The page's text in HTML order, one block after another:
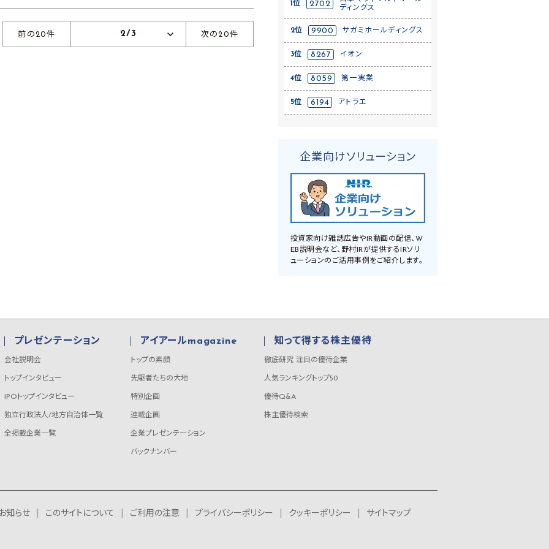
前の20件 2/3 次の20件
1位 2702
ディングス
2位 9900 サガミホールディングス
3位 8267 イオン
4位 8059 第一実業
5位 6194 アトラエ
企業向けソリューション
投資家向け雑誌広告やIR動画の配信、W
EB説明会など、野村IRが提供するIRソリ
ューションのご活用事例をご紹介します。
プレゼンテーション
会社説明会
トップインタビュー
IPOトップインタビュー
独立行政法人/地方自治体一覧
全掲載企業一覧
アイアールmagazine
トップの素顔
先駆者たちの大地
特別企画
連載企画
企業プレゼンテーション
バックナンバー
知って得する株主優待
徹底研究 注目の優待企業
人気ランキングトップ50
優待Q&A
株主優待検索
お知らせ このサイトについて ご利用の注意 プライバシーポリシー クッキーポリシー
サイトマップ